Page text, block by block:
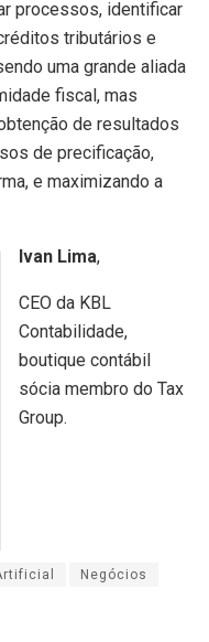
processos, identificar
tributários e
uma grande aliada
fiscal, mas
de resultados
de precificação,
e maximizando a
Ivan Lima,
CEO da KBL
Contabilidade,
boutique contábil
sócia membro do Tax
Group.
Negócios